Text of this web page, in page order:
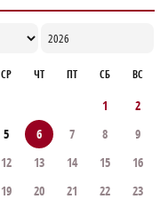
СР ЧТ ПТ СБ ВС
1
2
5 6 7 8
9
12 13 14 15
16
19 20 21 22
23